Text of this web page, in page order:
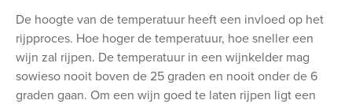
De hoogte van de temperatuur heeft een invloed op het
rijpproces. Hoe hoger de temperatuur, hoe sneller een
wijn zal rijpen. De temperatuur in een wijnkelder mag
sowieso nooit boven de 25 graden en nooit onder de 6
graden gaan. Om een wijn goed te laten rijpen ligt een